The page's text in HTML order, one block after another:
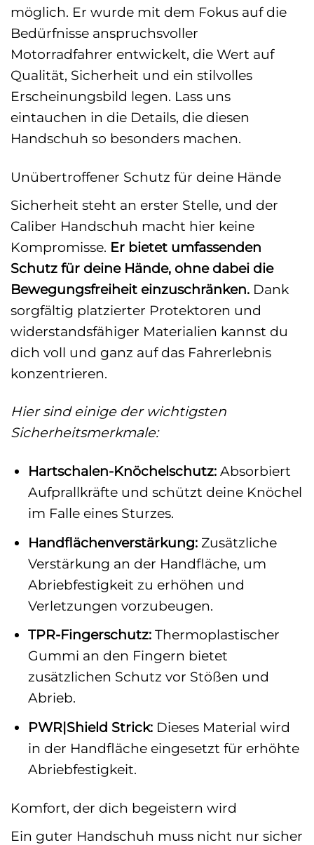
möglich. Er wurde mit dem Fokus auf die
Bedürfnisse anspruchsvoller
Motorradfahrer entwickelt, die Wert auf
Qualität, Sicherheit und ein stilvolles
Erscheinungsbild legen. Lass uns
eintauchen in die Details, die diesen
Handschuh so besonders machen.
Unübertroffener Schutz für deine Hände
Sicherheit steht an erster Stelle, und der
Caliber Handschuh macht hier keine
Kompromisse. Er bietet umfassenden
Schutz für deine Hände, ohne dabei die
Bewegungsfreiheit einzuschränken. Dank
sorgfältig platzierter Protektoren und
widerstandsfähiger Materialien kannst du
dich voll und ganz auf das Fahrerlebnis
konzentrieren.
Hier sind einige der wichtigsten
Sicherheitsmerkmale:
Hartschalen-Knöchelschutz:Absorbiert
Aufprallkräfte und schützt deine Knöchel
im Falle eines Sturzes.
Handflächenverstärkung:Zusätzliche
Verstärkung an der Handfläche, um
Abriebfestigkeit zu erhöhen und
Verletzungen vorzubeugen.
TPR-Fingerschutz:Thermoplastischer
Gummi an den Fingern bietet
zusätzlichen Schutz vor Stößen und
Abrieb.
PWR|Shield Strick:Dieses Material wird
in der Handfläche eingesetzt für erhöhte
Abriebfestigkeit.
Komfort, der dich begeistern wird
Ein guter Handschuh muss nicht nur sicher